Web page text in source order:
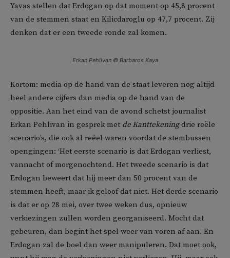
Yavas stellen dat Erdogan op dat moment op 45,8 procent
van de stemmen staat en Kilicdaroglu op 47,7 procent. Zij
denken dat er een tweede ronde zal komen.
Erkan Pehlivan © Barbaros Kaya
Kortom: media op de hand van de staat leveren nog altijd
heel andere cijfers dan media op de hand van de
oppositie. Aan het eind van de avond schetst journalist
Erkan Pehlivan in gesprek met de Kanttekeningdrie reële
scenario’s, die ook al reëel waren voordat de stembussen
opengingen: ‘Het eerste scenario is dat Erdogan verliest,
vannacht of morgenochtend. Het tweede scenario is dat
Erdogan beweert dat hij meer dan 50 procent van de
stemmen heeft, maar ik geloof dat niet. Het derde scenario
is dat er op 28 mei, over twee weken dus, opnieuw
verkiezingen zullen worden georganiseerd. Mocht dat
gebeuren, dan begint het spel weer van voren af aan. En
Erdogan zal de boel dan weer manipuleren. Dat moet ook,